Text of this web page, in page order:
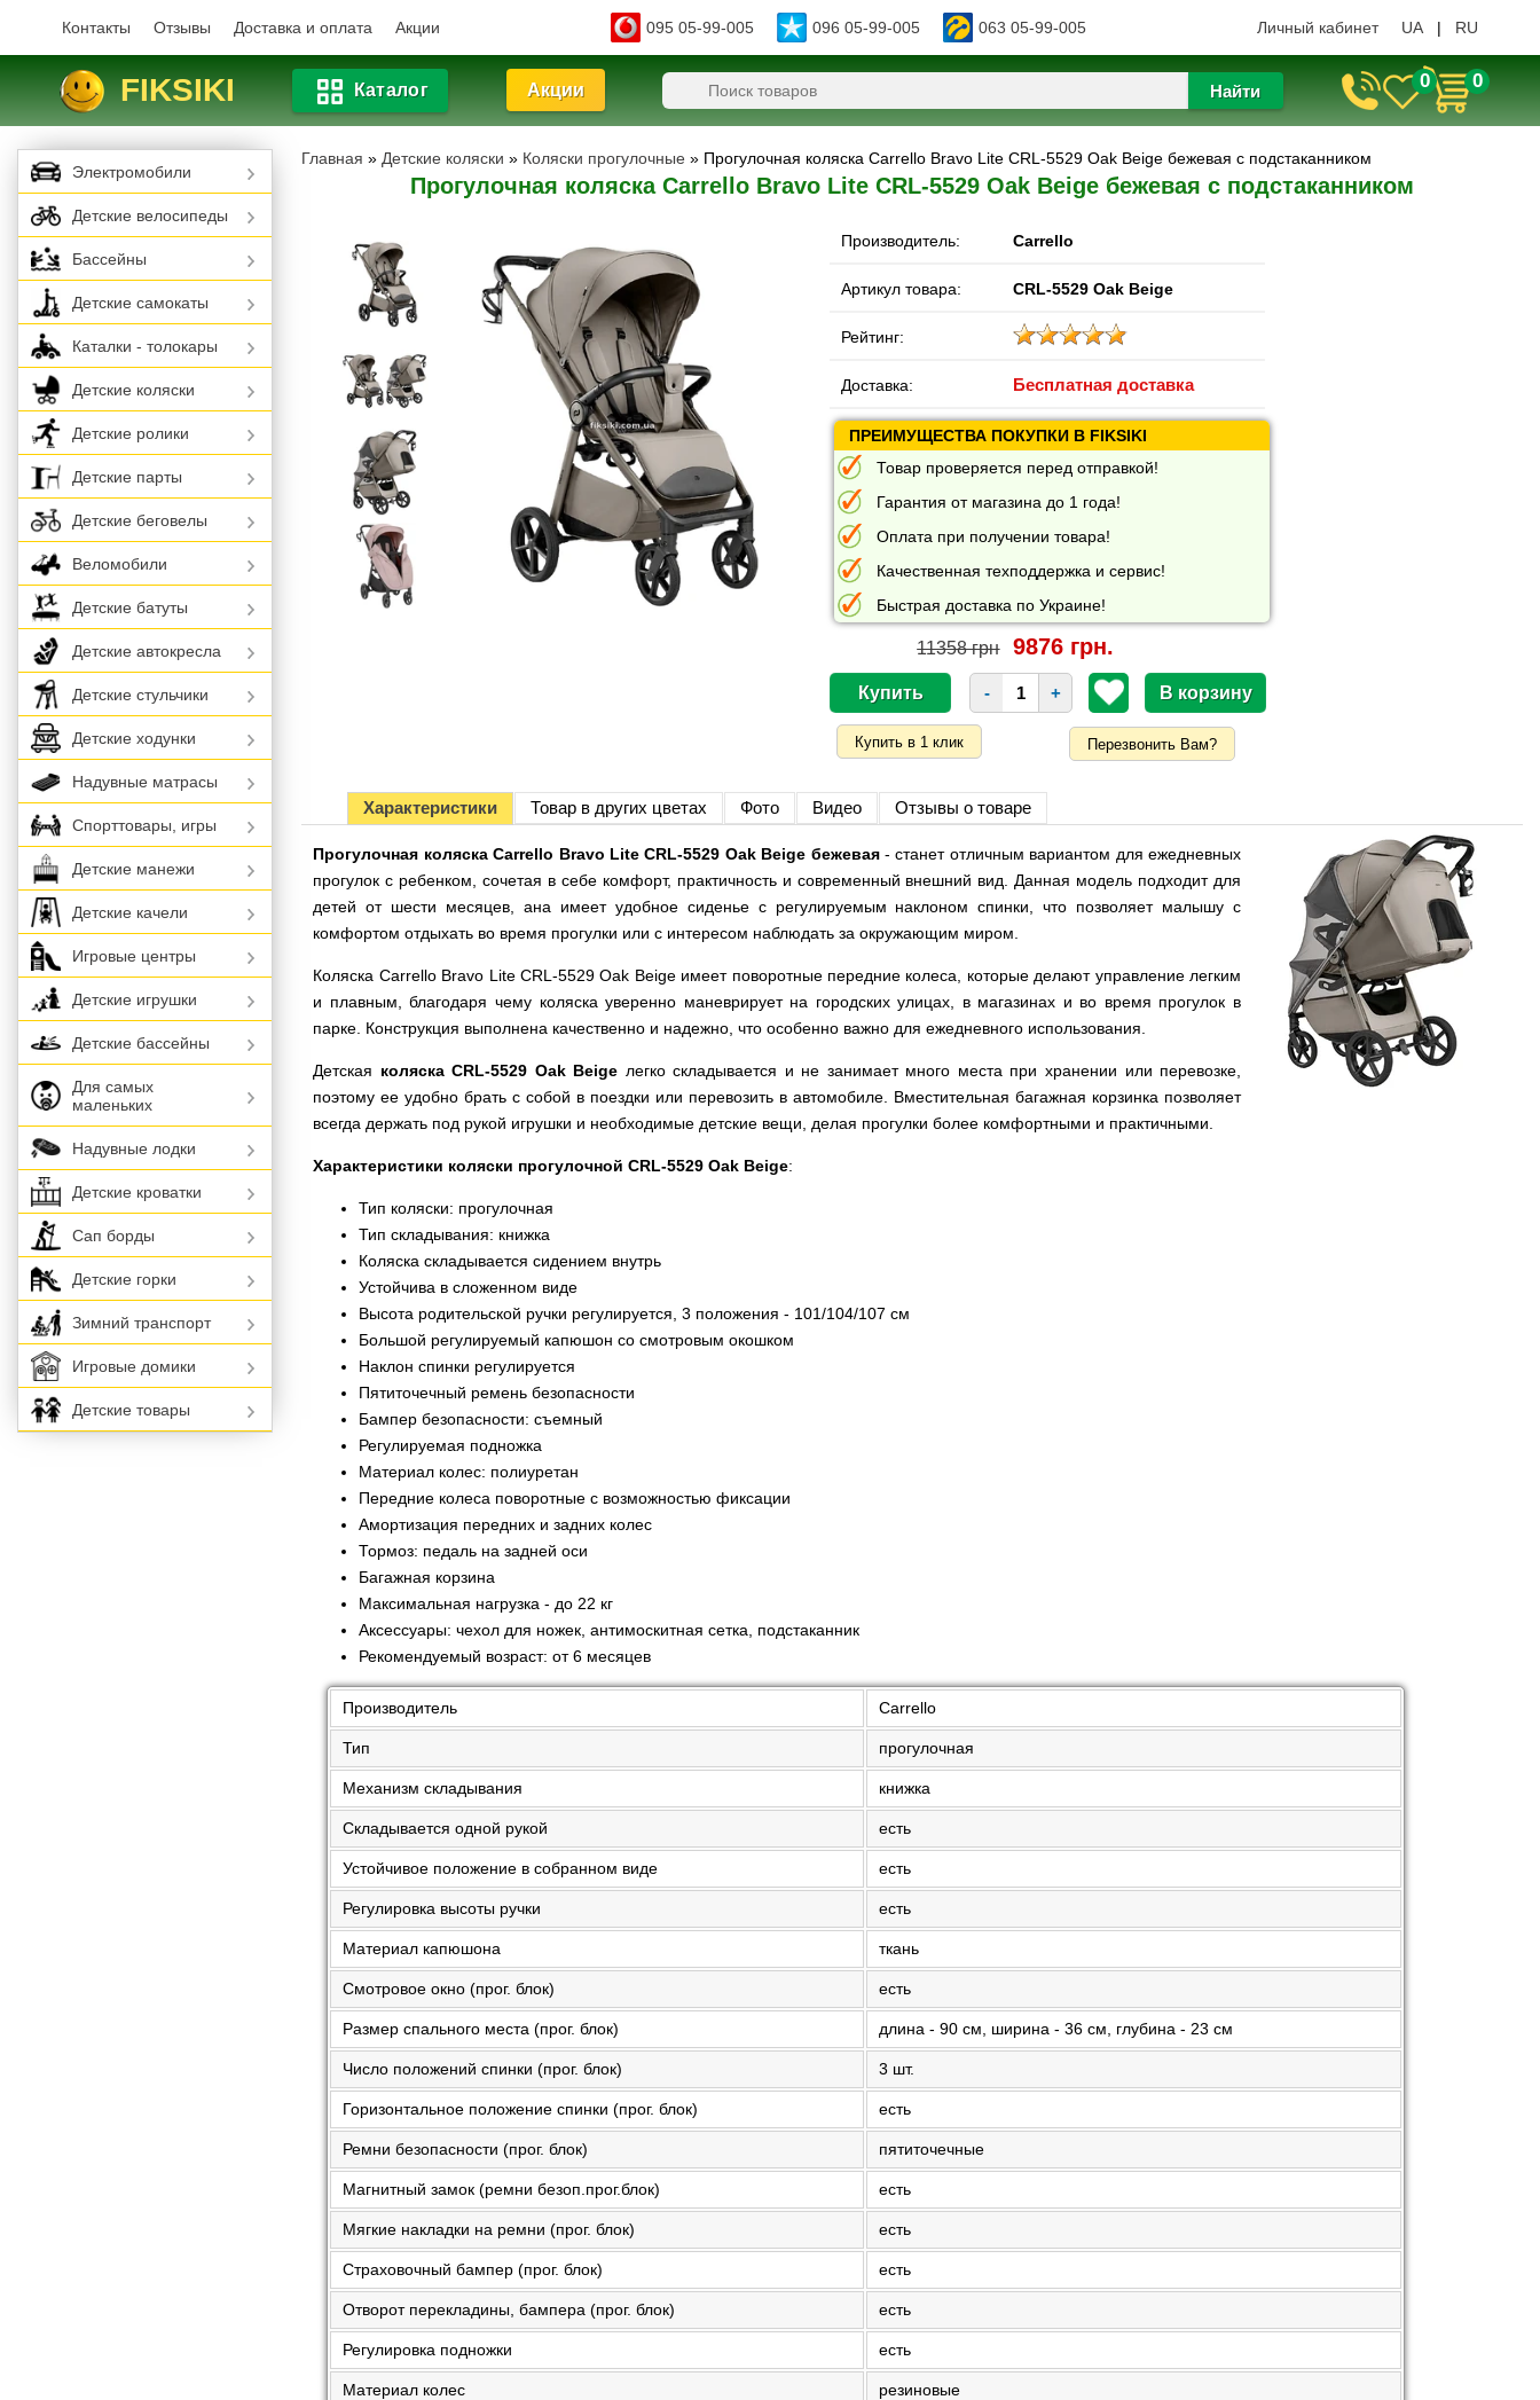
Контакты Отзывы Доставка и оплата Акции 095 05-99-005 096 05-99-005 063 05-99-005 Личный кабинет UA | RU
FIKSIKI Каталог Акции Найти 0 0
Главная » Детские коляски » Коляски прогулочные » Прогулочная коляска Carrello Bravo Lite CRL-5529 Oak Beige бежевая с подстаканником
Прогулочная коляска Carrello Bravo Lite CRL-5529 Oak Beige бежевая с подстаканником
Производитель: Carrello
Артикул товара: CRL-5529 Oak Beige
Рейтинг:
Доставка: Бесплатная доставка
ПРЕИМУЩЕСТВА ПОКУПКИ В FIKSIKI
Товар проверяется перед отправкой!
Гарантия от магазина до 1 года!
Оплата при получении товара!
Качественная техподдержка и сервис!
Быстрая доставка по Украине!
11358 грн 9876 грн.
- +
Перезвонить Вам?
Характеристики Товар в других цветах Фото Видео Отзывы о товаре
Прогулочная коляска Carrello Bravo Lite CRL-5529 Oak Beige бежевая- станет отличным вариантом для ежедневных
прогулок с ребенком, сочетая в себе комфорт, практичность и современный внешний вид. Данная модель подходит для
детей от шести месяцев, ана имеет удобное сиденье с регулируемым наклоном спинки, что позволяет малышу с
комфортом отдыхать во время прогулки или с интересом наблюдать за окружающим миром.
Коляска Carrello Bravo Lite CRL-5529 Oak Beige имеет поворотные передние колеса, которые делают управление легким
и плавным, благодаря чему коляска уверенно маневрирует на городских улицах, в магазинах и во время прогулок в
парке. Конструкция выполнена качественно и надежно, что особенно важно для ежедневного использования.
Детская коляска CRL-5529 Oak Beige легко складывается и не занимает много места при хранении или перевозке,
поэтому ее удобно брать с собой в поездки или перевозить в автомобиле. Вместительная багажная корзинка позволяет
всегда держать под рукой игрушки и необходимые детские вещи, делая прогулки более комфортными и практичными.
Характеристики коляски прогулочной CRL-5529 Oak Beige:
Тип коляски: прогулочная
Тип складывания: книжка
Коляска складывается сидением внутрь
Устойчива в сложенном виде
Высота родительской ручки регулируется, 3 положения - 101/104/107 см
Большой регулируемый капюшон со смотровым окошком
Наклон спинки регулируется
Пятиточечный ремень безопасности
Бампер безопасности: съемный
Регулируемая подножка
Материал колес: полиуретан
Передние колеса поворотные с возможностью фиксации
Амортизация передних и задних колес
Тормоз: педаль на задней оси
Багажная корзина
Максимальная нагрузка - до 22 кг
Аксессуары: чехол для ножек, антимоскитная сетка, подстаканник
Рекомендуемый возраст: от 6 месяцев
Производитель Carrello
Тип прогулочная
Механизм складывания книжка
Складывается одной рукой есть
Устойчивое положение в собранном виде есть
Регулировка высоты ручки есть
Материал капюшона ткань
Смотровое окно (прог. блок) есть
Размер спального места (прог. блок) длина - 90 см, ширина - 36 см, глубина - 23 см
Число положений спинки (прог. блок) 3 шт.
Горизонтальное положение спинки (прог. блок) есть
Ремни безопасности (прог. блок) пятиточечные
Магнитный замок (ремни безоп.прог.блок) есть
Мягкие накладки на ремни (прог. блок) есть
Страховочный бампер (прог. блок) есть
Отворот перекладины, бампера (прог. блок) есть
Регулировка подножки есть
Материал колес резиновые
Электромобили
Детские велосипеды
Бассейны
Детские самокаты
Каталки - толокары
Детские коляски
Детские ролики
Детские парты
Детские беговелы
Веломобили
Детские батуты
Детские автокресла
Детские стульчики
Детские ходунки
Надувные матрасы
Спорттовары, игры
Детские манежи
Детские качели
Игровые центры
Детские игрушки
Детские бассейны
Для самых
маленьких
Надувные лодки
Детские кроватки
Сап борды
Детские горки
Зимний транспорт
Игровые домики
Детские товары